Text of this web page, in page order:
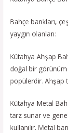
Bahçe bankları,
yaygın olanları:
Kütahya Ahşap
doğal bir
popülerdir. Ahşap
Kütahya Metal
tarz sunar ve
kullanılır. Metal